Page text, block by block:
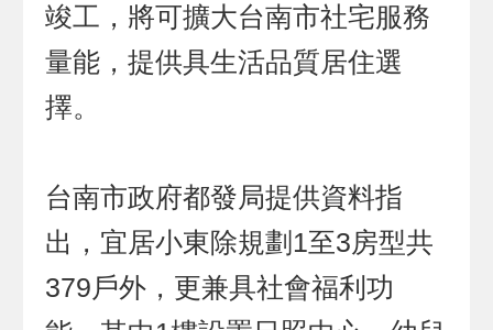
竣工，將可擴大台南市社宅服務
量能，提供具生活品質居住選
擇。
台南市政府都發局提供資料指
出，宜居小東除規劃1至3房型共
379戶外，更兼具社會福利功